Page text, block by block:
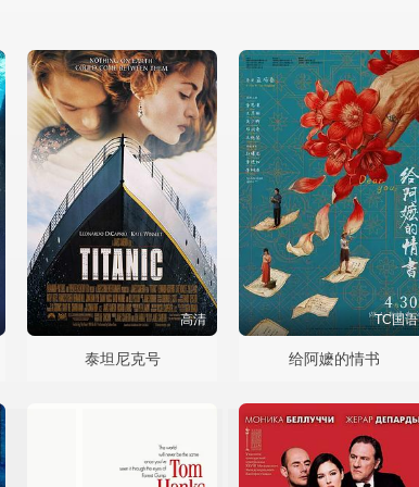
高清
泰坦尼克号
TC国语
给阿嬷的情书